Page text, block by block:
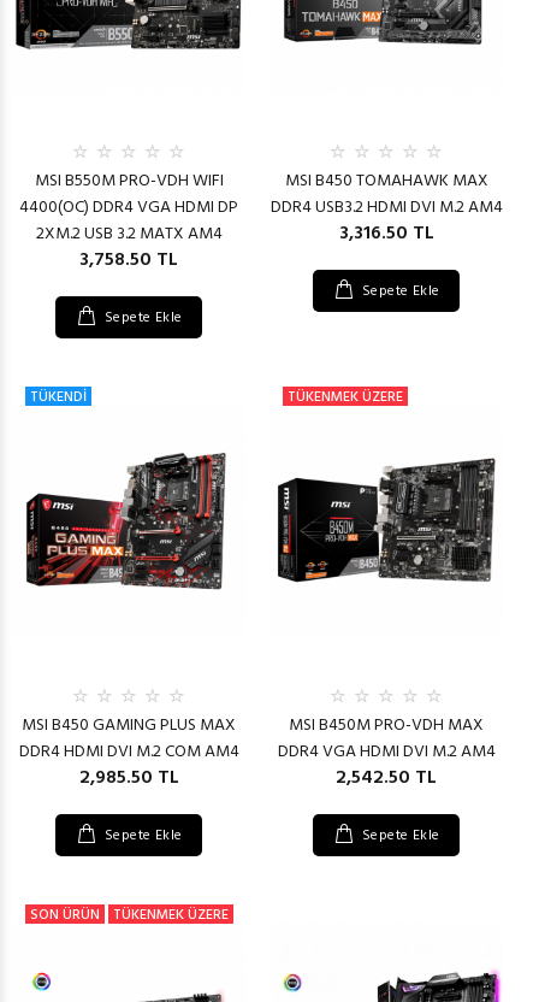
MSI B550M PRO-VDH WIFI
4400(OC) DDR4 VGA HDMI DP
2XM.2 USB 3.2 MATX AM4
3,758.50 TL
Sepete Ekle
MSI B450 TOMAHAWK MAX
DDR4 USB3.2 HDMI DVI M.2 AM4
3,316.50 TL
Sepete Ekle
TÜKENDİ
MSI B450 GAMING PLUS MAX
DDR4 HDMI DVI M.2 COM AM4
2,985.50 TL
Sepete Ekle
TÜKENMEK ÜZERE
MSI B450M PRO-VDH MAX
DDR4 VGA HDMI DVI M.2 AM4
2,542.50 TL
Sepete Ekle
SON ÜRÜN TÜKENMEK ÜZERE